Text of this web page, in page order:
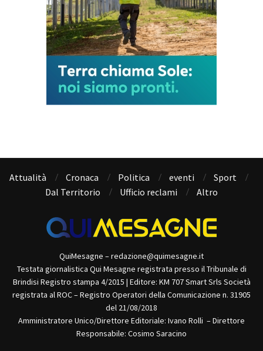
Attualità Cronaca Politica eventi
Sport
Dal Territorio
Ufficio reclami Altro
QuiMesagne – redazione@quimesagne.it
Testata giornalistica Qui Mesagne registrata presso il Tribunale di
Brindisi Registro stampa 4/2015 | Editore: KM 707 Smart Srls Società
registrata al ROC – Registro Operatori della Comunicazione n. 31905
del 21/08/2018
Amministratore Unico/Direttore Editoriale: Ivano Rolli – Direttore
Responsabile: Cosimo Saracino